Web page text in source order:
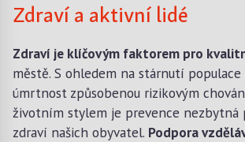
o projektech.
Zavřít
Zdraví a aktivní lidé
Zdraví je klíčovým faktorem pro
městě. S ohledem na stárnutí populace
úmrtnost způsobenou rizikovým
životním stylem je prevence nezbytná
zdraví našich obyvatel. Podpora